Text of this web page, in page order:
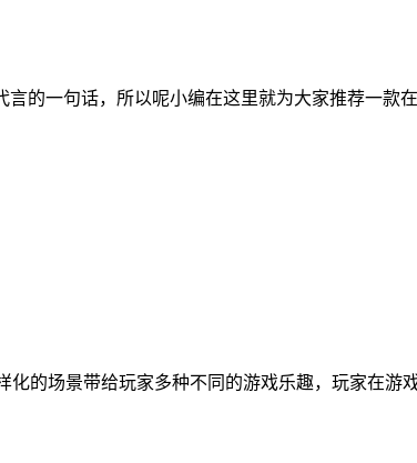
言的一句话，所以呢小编在这里就为大家推荐一
的场景带给玩家多种不同的游戏乐趣，玩家在游